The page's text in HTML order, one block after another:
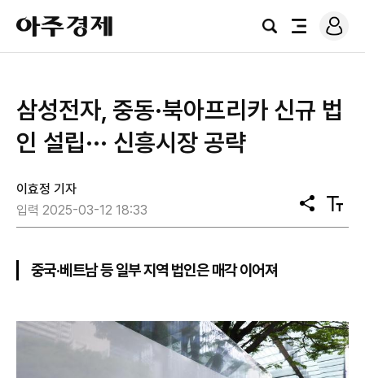
아
주
경
검
전
로
그
삼성전자, 중동·북아프리카 신규 법
인 설립··· 신흥시장 공략
이효정 기자
입력 2025-03-12 18:33
공
유
텍
스
중국·베트남 등 일부 지역 법인은 매각 이어져